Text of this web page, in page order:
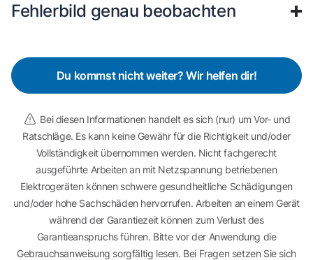
Fehlerbild genau beobachten
Du kommst nicht weiter? Wir helfen dir!
Bei diesen Informationen handelt es sich (nur) um Vor- und
Ratschläge. Es kann keine Gewähr für die Richtigkeit und/oder
Vollständigkeit übernommen werden. Nicht fachgerecht
ausgeführte Arbeiten an mit Netzspannung betriebenen
Elektrogeräten können schwere gesundheitliche Schädigungen
und/oder hohe Sachschäden hervorrufen. Arbeiten an einem Gerät
während der Garantiezeit können zum Verlust des
Garantieanspruchs führen. Bitte vor der Anwendung die
Gebrauchsanweisung sorgfältig lesen. Bei Fragen setzen Sie sich